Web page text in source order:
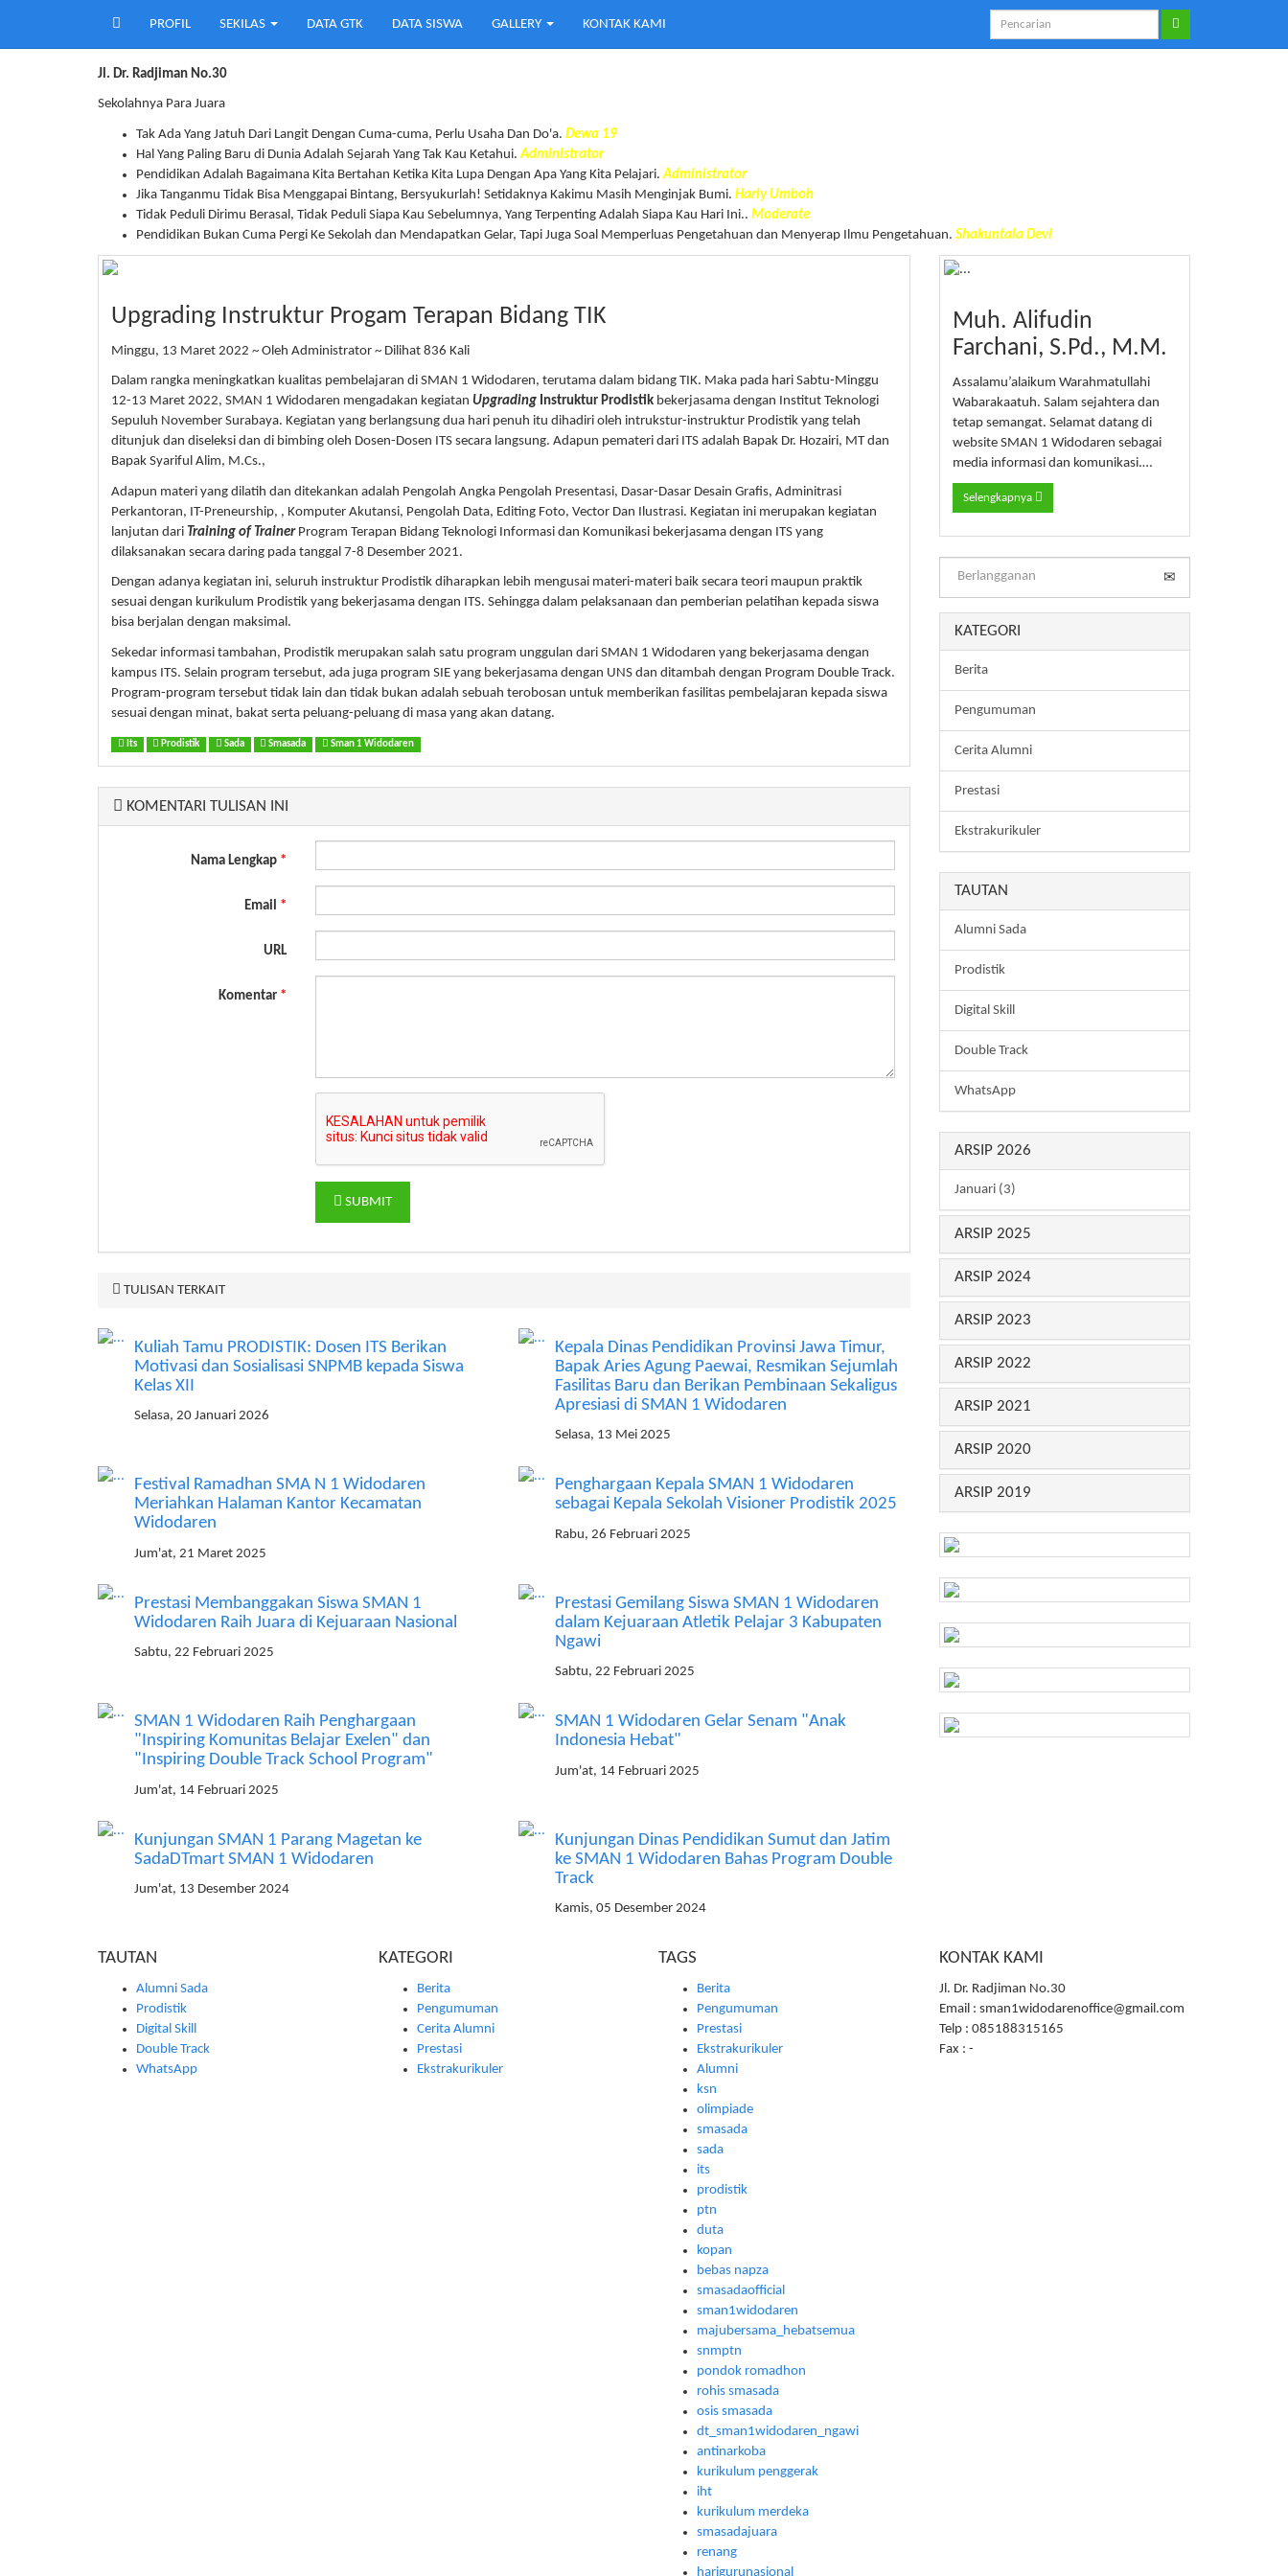
PROFIL SEKILAS DATA GTK DATA SISWA GALLERY KONTAK KAMI
SMA Negeri 1 Widodaren
Jl. Dr. Radjiman No.30
Sekolahnya Para Juara
Tak Ada Yang Jatuh Dari Langit Dengan Cuma-cuma, Perlu Usaha Dan Do'a. Dewa 19
Hal Yang Paling Baru di Dunia Adalah Sejarah Yang Tak Kau Ketahui.Administrator
Pendidikan Adalah Bagaimana Kita Bertahan Ketika Kita Lupa Dengan Apa Yang Kita Pelajari.Administrator
Jika Tanganmu Tidak Bisa Menggapai Bintang, Bersyukurlah! Setidaknya Kakimu Masih Menginjak Bumi. Harly Umboh
Tidak Peduli Dirimu Berasal, Tidak Peduli Siapa Kau Sebelumnya, Yang Terpenting Adalah Siapa Kau Hari Ini.. Moderate
Pendidikan Bukan Cuma Pergi Ke Sekolah dan Mendapatkan Gelar, Tapi Juga Soal Memperluas Pengetahuan dan Menyerap Ilmu Pengetahuan. Shakuntala Devi
Upgrading Instruktur Progam Terapan Bidang TIK
Minggu, 13 Maret 2022 ~ Oleh Administrator ~ Dilihat 836 Kali
Dalam rangka meningkatkan kualitas pembelajaran di SMAN 1 Widodaren, terutama dalam bidang TIK. Maka pada hari Sabtu-Minggu
12-13 Maret 2022, SMAN 1 Widodaren mengadakan kegiatan Upgrading Instruktur Prodistik bekerjasama dengan Institut Teknologi
Sepuluh November Surabaya. Kegiatan yang berlangsung dua hari penuh itu dihadiri oleh intrukstur-instruktur Prodistik yang telah
ditunjuk dan diseleksi dan di bimbing oleh Dosen-Dosen ITS secara langsung. Adapun pemateri dari ITS adalah Bapak Dr. Hozairi, MT dan
Bapak Syariful Alim, M.Cs.,
Adapun materi yang dilatih dan ditekankan adalah Pengolah Angka Pengolah Presentasi, Dasar-Dasar Desain Grafis, Adminitrasi
Perkantoran, IT-Preneurship, , Komputer Akutansi, Pengolah Data, Editing Foto, Vector Dan Ilustrasi. Kegiatan ini merupakan kegiatan
lanjutan dari Training of TrainerProgram Terapan Bidang Teknologi Informasi dan Komunikasi bekerjasama dengan ITS yang
dilaksanakan secara daring pada tanggal 7-8 Desember 2021.
Dengan adanya kegiatan ini, seluruh instruktur Prodistik diharapkan lebih mengusai materi-materi baik secara teori maupun praktik
sesuai dengan kurikulum Prodistik yang bekerjasama dengan ITS. Sehingga dalam pelaksanaan dan pemberian pelatihan kepada siswa
bisa berjalan dengan maksimal.
Sekedar informasi tambahan, Prodistik merupakan salah satu program unggulan dari SMAN 1 Widodaren yang bekerjasama dengan
kampus ITS. Selain program tersebut, ada juga program SIE yang bekerjasama dengan UNS dan ditambah dengan Program Double Track.
Program-program tersebut tidak lain dan tidak bukan adalah sebuah terobosan untuk memberikan fasilitas pembelajaran kepada siswa
sesuai dengan minat, bakat serta peluang-peluang di masa yang akan datang.
Its Prodistik Sada Smasada Sman 1 Widodaren
KOMENTARI TULISAN INI
Nama Lengkap *
Email *
URL
Komentar *
SUBMIT
TULISAN TERKAIT
Kuliah Tamu PRODISTIK: Dosen ITS Berikan
Motivasi dan Sosialisasi SNPMB kepada Siswa
Kelas XII
Selasa, 20 Januari 2026
Kepala Dinas Pendidikan Provinsi Jawa Timur,
Bapak Aries Agung Paewai, Resmikan Sejumlah
Fasilitas Baru dan Berikan Pembinaan Sekaligus
Apresiasi di SMAN 1 Widodaren
Selasa, 13 Mei 2025
Festival Ramadhan SMA N 1 Widodaren
Meriahkan Halaman Kantor Kecamatan
Widodaren
Jum'at, 21 Maret 2025
Penghargaan Kepala SMAN 1 Widodaren
sebagai Kepala Sekolah Visioner Prodistik 2025
Rabu, 26 Februari 2025
Prestasi Membanggakan Siswa SMAN 1
Widodaren Raih Juara di Kejuaraan Nasional
Sabtu, 22 Februari 2025
Prestasi Gemilang Siswa SMAN 1 Widodaren
dalam Kejuaraan Atletik Pelajar 3 Kabupaten
Ngawi
Sabtu, 22 Februari 2025
SMAN 1 Widodaren Raih Penghargaan
"Inspiring Komunitas Belajar Exelen" dan
"Inspiring Double Track School Program"
Jum'at, 14 Februari 2025
SMAN 1 Widodaren Gelar Senam "Anak
Indonesia Hebat"
Jum'at, 14 Februari 2025
Kunjungan SMAN 1 Parang Magetan ke
SadaDTmart SMAN 1 Widodaren
Jum'at, 13 Desember 2024
Kunjungan Dinas Pendidikan Sumut dan Jatim
ke SMAN 1 Widodaren Bahas Program Double
Track
Kamis, 05 Desember 2024
Muh. Alifudin
Farchani, S.Pd., M.M.
Assalamu’alaikum Warahmatullahi
Wabarakaatuh. Salam sejahtera dan
tetap semangat. Selamat datang di
website SMAN 1 Widodaren sebagai
media informasi dan komunikasi.…
Selengkapnya
KATEGORI
Berita
Pengumuman
Cerita Alumni
Prestasi
Ekstrakurikuler
TAUTAN
Alumni Sada
Prodistik
Digital Skill
Double Track
WhatsApp
ARSIP 2026
Januari (3)
ARSIP 2025
ARSIP 2024
ARSIP 2023
ARSIP 2022
ARSIP 2021
ARSIP 2020
ARSIP 2019
TAUTAN
Alumni Sada
Prodistik
Digital Skill
Double Track
WhatsApp
KATEGORI
Berita
Pengumuman
Cerita Alumni
Prestasi
Ekstrakurikuler
TAGS
Berita
Pengumuman
Prestasi
Ekstrakurikuler
Alumni
ksn
olimpiade
smasada
sada
its
prodistik
ptn
duta
kopan
bebas napza
smasadaofficial
sman1widodaren
majubersama_hebatsemua
snmptn
pondok romadhon
rohis smasada
osis smasada
dt_sman1widodaren_ngawi
antinarkoba
kurikulum penggerak
iht
kurikulum merdeka
smasadajuara
renang
harigurunasional
KONTAK KAMI
Jl. Dr. Radjiman No.30
Email : sman1widodarenoffice@gmail.com
Telp : 085188315165
Fax : -